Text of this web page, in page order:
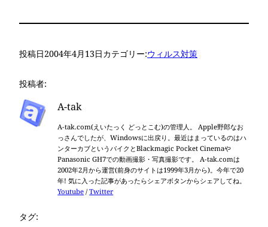
投稿日2004年4月13日カテゴリー:ウィルス対策
投稿者:
A-tak
A-tak.com(えいたっく どっとこむ)の管理人。 Apple野郎なお
っさんでしたが、Windowsに出戻り。最近はまっているのはハ
ンターカブというバイクとBlackmagic Pocket Cinemaや
Panasonic GH7での動画撮影・写真撮影です。 A-tak.comは
2002年2月から運営(前身のサイトは1999年3月から)。今年で20
年! 気に入った記事があったらシェアボタンからシェアしてね。
Youtube /Twitter
タグ: